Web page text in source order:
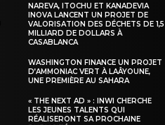
NAREVA, ITOCHU ET KANADEVIA
INOVA LANCENT UN PROJET DE
VALORISATION DES DÉCHETS DE 1,5
MILLIARD DE DOLLARS À
CASABLANCA
WASHINGTON FINANCE UN PROJET
D’AMMONIAC VERT À LAÂYOUNE,
UNE PREMIÈRE AU SAHARA
« THE NEXT AD » : INWI CHERCHE
LES JEUNES TALENTS QUI
RÉALISERONT SA PROCHAINE